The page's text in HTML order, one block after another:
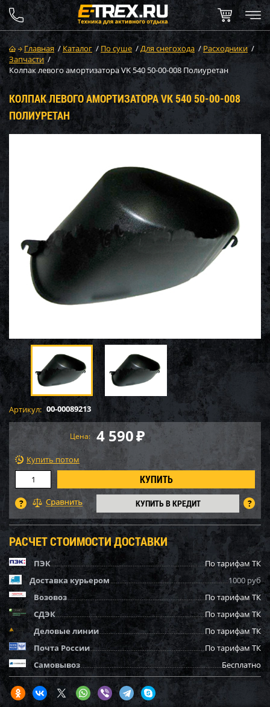
Главная / Каталог / По суше /Для снегохода /Расходники /
Запчасти /
Колпак левого амортизатора VK 540 50-00-008 Полиуретан
КОЛПАК ЛЕВОГО АМОРТИЗАТОРА VK 540 50-00-008
ПОЛИУРЕТАН
Артикул: 00-00089213
Цена: 4 590₽
Купить потом
КУПИТЬ В КРЕДИТ
РАСЧЕТ СТОИМОСТИ ДОСТАВКИ
ПЭК
По тарифам ТК
Доставка курьером
1000 руб
Возовоз
По тарифам ТК
СДЭК
По тарифам ТК
Деловые линии
По тарифам ТК
Почта России
По тарифам ТК
Самовывоз
Бесплатно